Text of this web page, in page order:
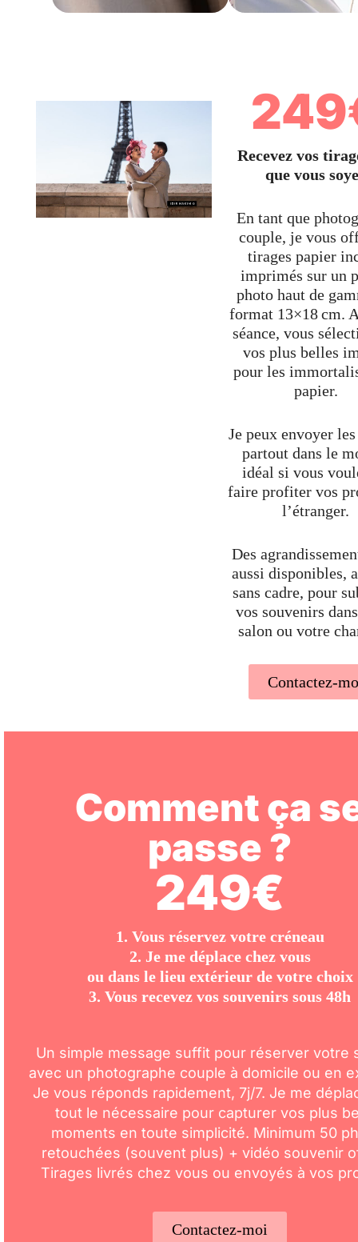
Recevez vos
que vous
En tant que
couple, je vous
tirages papier
imprimés sur un
photo haut de
format 13×18 cm.
séance, vous
vos plus belles
pour les
papier.
Je peux envoyer
partout dans le
idéal si vous
faire profiter vos
l’étranger.
Des
aussi disponibles,
sans cadre, pour
vos souvenirs
salon ou votre
Contactez-
Comment ça
passe ?
249€
1. Vous réservez votre créneau
2. Je me déplace chez vous
ou dans le lieu extérieur de votre choix
3. Vous recevez vos souvenirs sous 48h
Un simple message suffit pour réserver votre
avec un photographe couple à domicile ou en
Je vous réponds rapidement, 7j/7. Je me
tout le nécessaire pour capturer vos plus
moments en toute simplicité. Minimum 50
retouchées (souvent plus) + vidéo souvenir
Tirages livrés chez vous ou envoyés à vos
Contactez-moi